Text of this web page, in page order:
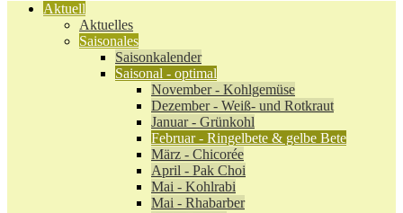
Aktuell
Aktuelles
Saisonales
Saisonkalender
Saisonal - optimal
November - Kohlgemüse
Dezember - Weiß- und Rotkraut
Januar - Grünkohl
Februar - Ringelbete & gelbe Bete
März - Chicorée
April - Pak Choi
Mai - Kohlrabi
Mai - Rhabarber